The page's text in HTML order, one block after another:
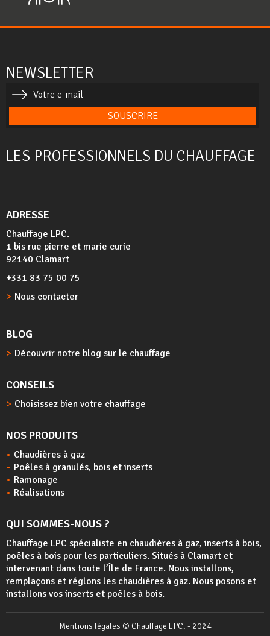
NEWSLETTER
SOUSCRIRE
LES PROFESSIONNELS DU CHAUFFAGE
ADRESSE
Chauffage LPC.
1 bis rue pierre et marie curie
92140 Clamart
+331 83 75 00 75
Nous contacter
BLOG
Découvrir notre blog sur le chauffage
CONSEILS
Choisissez bien votre chauffage
NOS PRODUITS
Chaudières à gaz
Poêles à granulés, bois et inserts
Ramonage
Réalisations
QUI SOMMES-NOUS ?
Chauffage LPC spécialiste en chaudières à gaz, inserts à bois,
poêles à bois pour les particuliers. Situés à Clamart et
intervenant dans toute l’Île de France. Nous installons,
remplaçons et réglons les chaudières à gaz. Nous posons et
installons vos inserts et poêles à bois.
Mentions légales © Chauffage LPC. - 2024